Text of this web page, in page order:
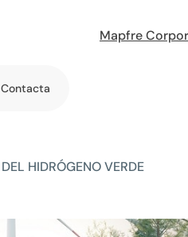
Mapfre
Contacta
HIDRÓGENO VERDE